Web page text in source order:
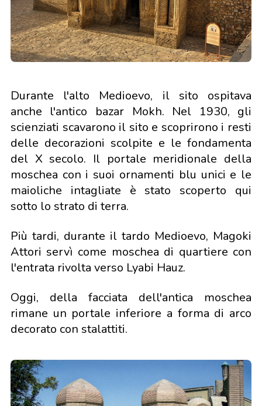
Durante l'alto Medioevo, il sito ospitava
anche l'antico bazar Mokh. Nel 1930, gli
scienziati scavarono il sito e scoprirono i resti
delle decorazioni scolpite e le fondamenta
del X secolo. Il portale meridionale della
moschea con i suoi ornamenti blu unici e le
maioliche intagliate è stato scoperto qui
sotto lo strato di terra.
Più tardi, durante il tardo Medioevo, Magoki
Attori servì come moschea di quartiere con
l'entrata rivolta verso Lyabi Hauz.
Oggi, della facciata dell'antica moschea
rimane un portale inferiore a forma di arco
decorato con stalattiti.